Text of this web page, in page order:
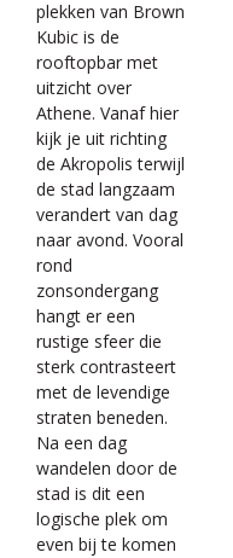
plekken van Brown
Kubic is de
rooftopbar met
uitzicht over
Athene. Vanaf hier
kijk je uit richting
de Akropolis terwijl
de stad langzaam
verandert van dag
naar avond. Vooral
rond
zonsondergang
hangt er een
rustige sfeer die
sterk contrasteert
met de levendige
straten beneden.
Na een dag
wandelen door de
stad is dit een
logische plek om
even bij te komen